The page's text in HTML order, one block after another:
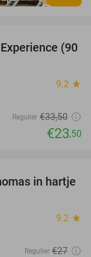
30%
(90
9.2 star
Regulier €33,50
€23,50
37%
in hartje
9.2 star
Regulier €27